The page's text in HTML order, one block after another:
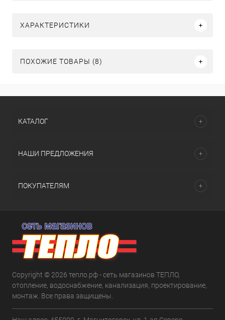
ХАРАКТЕРИСТИКИ
ПОХОЖИЕ ТОВАРЫ (8)
КАТАЛОГ
НАШИ ПРЕДЛОЖЕНИЯ
ПОКУПАТЕЛЯМ
Copyright © 2026 тепло.рф - сеть магазинов ТЕПЛО,
отопление, водоснабжение, канализация, проектирование,
монтаж. Все права защищены.